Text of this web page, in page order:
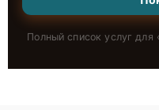
Полный список услуг для